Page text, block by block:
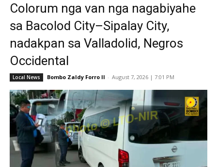
Colorum nga van nga nagabiyahe
sa Bacolod City–Sipalay City,
nadakpan sa Valladolid, Negros
Occidental
Local News Bombo Zaldy Forro II - August 7, 2026 | 7:01 PM